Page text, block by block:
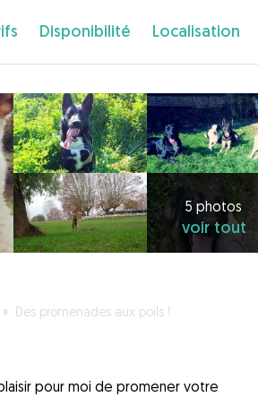
Disponibilité Localisation
5 photos
voir tout
» Des promenades aux poils !
pour moi de promener votre